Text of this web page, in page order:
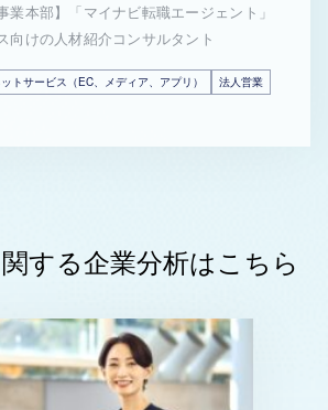
業本部】「マイナビ転職エージェント」
向けの人材紹介コンサルタント
トサービス（EC、メディア、アプリ）
法人営業
する企業分析はこちら